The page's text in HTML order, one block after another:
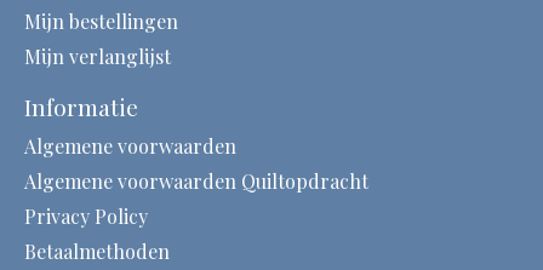
Mijn bestellingen
Mijn verlanglijst
Informatie
Algemene voorwaarden
Algemene voorwaarden Quiltopdracht
Privacy Policy
Betaalmethoden